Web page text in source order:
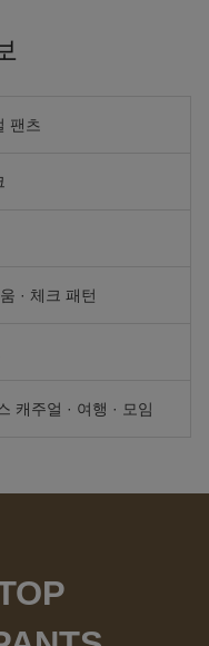
팬츠
· 체크 패턴
캐주얼 · 여행 · 모임